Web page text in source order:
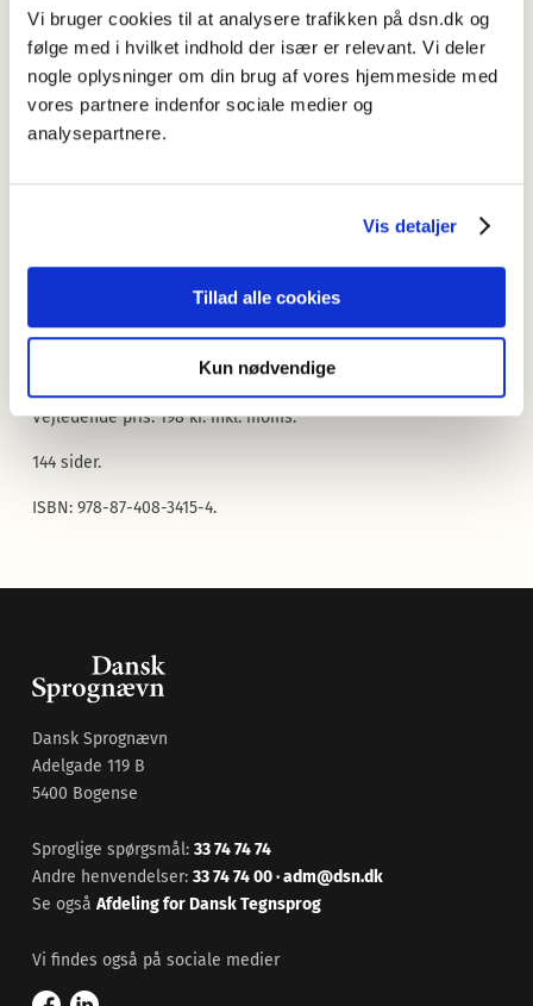
Vi bruger cookies til at analysere trafikken på dsn.dk og
følge med i hvilket indhold der især er relevant. Vi deler
nogle oplysninger om din brug af vores hjemmeside med
vores partnere indenfor sociale medier og
analysepartnere.
Vis detaljer
Tillad alle cookies
Kun nødvendige
Få svar på disse spørgsmål – og mange flere – iSproglige
, der er udgivet på Syddansk Universitetsforlag.
Bogen kan købes hos boghandleren ellervia
Vejledende pris: 198 kr. inkl. moms.
144 sider.
ISBN: 978-87-408-3415-4.
Dansk Sprognævn
Adelgade 119 B
5400 Bogense
Sproglige spørgsmål: 33 74 74 74
Andre henvendelser: 33 74 74 00·adm@dsn.dk
Se også Afdeling for Dansk Tegnsprog
Vi findes også på sociale medier